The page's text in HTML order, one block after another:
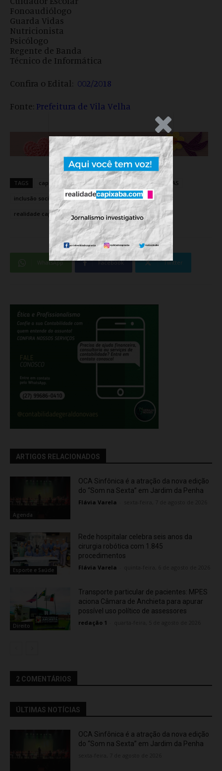
Fonoaudiólogo
Guarda Vidas
Nutricionista
Psicólogo
Regente de Banda
Técnico de Informática
Confira o Edital: 002/2018
Fonte: Prefeitura de Vila Velha
TAGS capixaba cidades espírito santo HÁ VAGAS
inclusão social OPORTUNIDADES realidade
realidade capixaba realidadecapixaba Vila Velha
WhatsApp Facebook Twitter
ARTIGOS RELACIONADOS
Agenda
OCA Sinfônica é a atração da nova edição
do “Som na Sexta” em Jardim da Penha
Flávia Varela
Esporte e Saúde
Rede hospitalar celebra seis anos da
cirurgia robótica com 1.845
procedimentos
Flávia Varela
Direito
Transporte particular de pacientes: MPES
aciona Câmara de Anchieta para apurar
possível uso político de assessores
redação 1
2 COMENTÁRIOS
ÚLTIMAS NOTÍCIAS
OCA Sinfônica é a atração da nova edição
do “Som na Sexta” em Jardim da Penha